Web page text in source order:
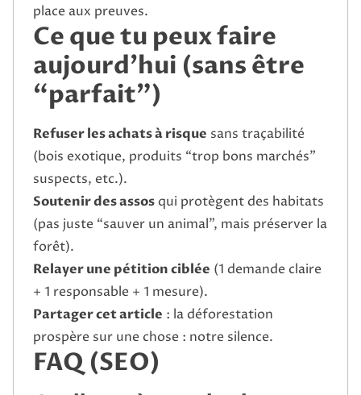
place aux preuves.
Ce que tu peux faire
aujourd’hui (sans être
“parfait”)
Refuser les achats à risque sans traçabilité
(bois exotique, produits “trop bons marchés”
suspects, etc.).
Soutenir des assos qui protègent des habitats
(pas juste “sauver un animal”, mais préserver la
forêt).
Relayer une pétition ciblée (1 demande claire
+ 1 responsable + 1 mesure).
Partager cet article : la déforestation
prospère sur une chose : notre silence.
FAQ (SEO)